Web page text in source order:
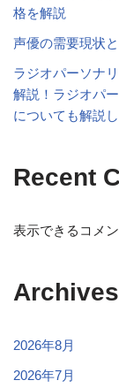
格を解説
声優の需要現状
ラジオパーソナ
解説！ラジオパ
についても解説
Recent
表示できるコメ
Archives
2026年8月
2026年7月